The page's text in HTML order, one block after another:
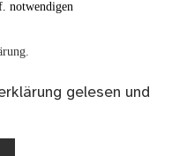
notwendigen
gelesen und